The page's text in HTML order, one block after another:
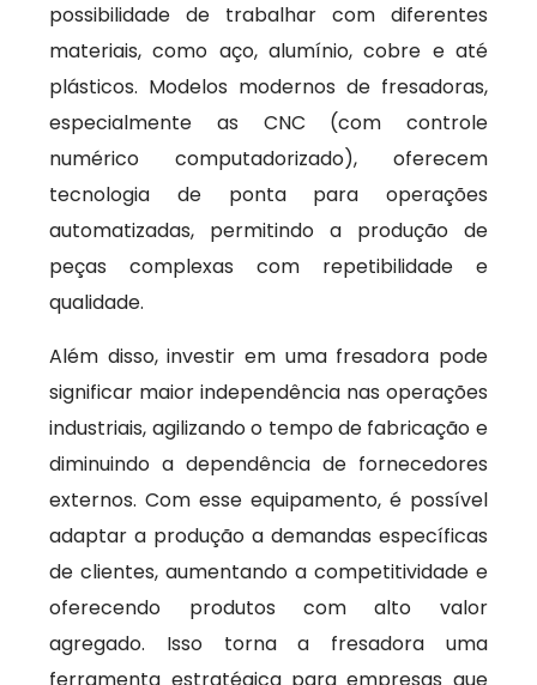
possibilidade de trabalhar com diferentes
materiais, como aço, alumínio, cobre e até
plásticos. Modelos modernos de fresadoras,
especialmente as CNC (com controle
numérico computadorizado), oferecem
tecnologia de ponta para operações
automatizadas, permitindo a produção de
peças complexas com repetibilidade e
qualidade.
Além disso, investir em uma fresadora pode
significar maior independência nas operações
industriais, agilizando o tempo de fabricação e
diminuindo a dependência de fornecedores
externos. Com esse equipamento, é possível
adaptar a produção a demandas específicas
de clientes, aumentando a competitividade e
oferecendo produtos com alto valor
agregado. Isso torna a fresadora uma